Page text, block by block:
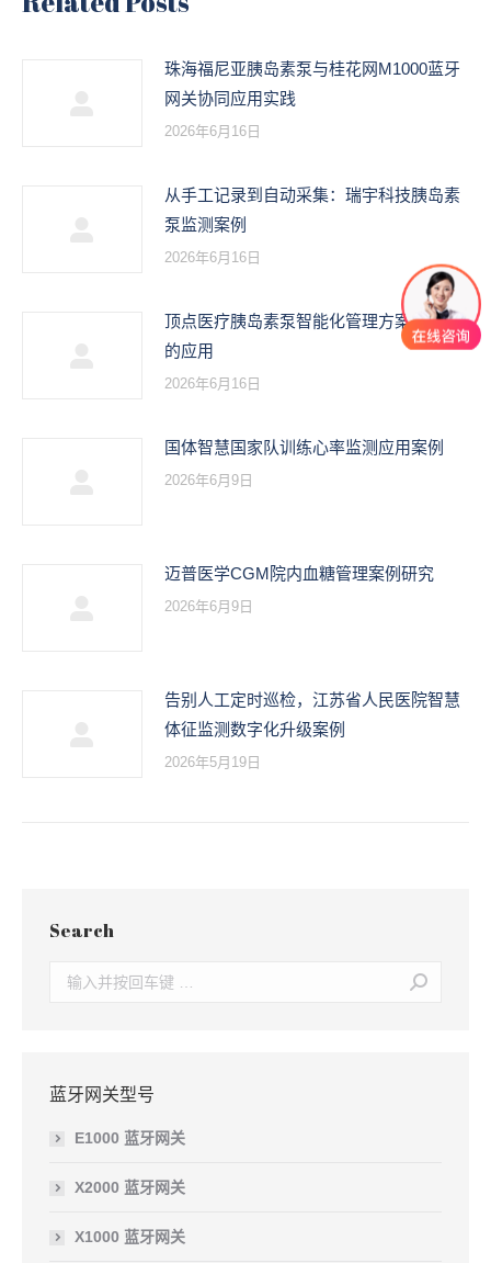
珠海福尼亚胰岛素泵与桂花网M1000蓝牙
网关协同应用实践
2026年6月16日
从手工记录到自动采集：瑞宇科技胰岛素
泵监测案例
2026年6月16日
顶点医疗胰岛素泵智能化管理方案在医院
的应用
2026年6月16日
国体智慧国家队训练心率监测应用案例
2026年6月9日
迈普医学CGM院内血糖管理案例研究
2026年6月9日
告别人工定时巡检，江苏省人民医院智慧
体征监测数字化升级案例
2026年5月19日
Search
Search:
蓝牙网关型号
E1000 蓝牙网关
X2000 蓝牙网关
X1000 蓝牙网关